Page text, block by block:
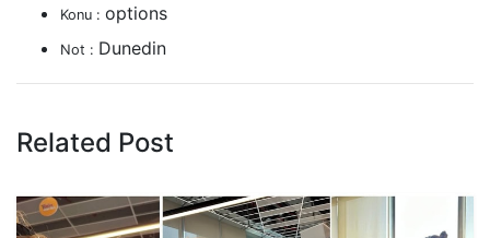
Konu : options
Not : Dunedin
Related Post